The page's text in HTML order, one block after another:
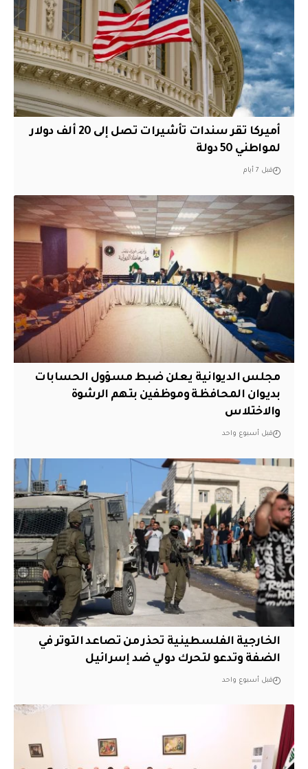
أميركا تقر سندات تأشيرات تصل إلى 20 ألف دولار
لمواطني 50 دولة
قبل 7 أيام
مجلس الديوانية يعلن ضبط مسؤول الحسابات
بديوان المحافظة وموظفين بتهم الرشوة
والاختلاس
قبل أسبوع واحد
الخارجية الفلسطينية تحذر من تصاعد التوتر في
الضفة وتدعو لتحرك دولي ضد إسرائيل
قبل أسبوع واحد